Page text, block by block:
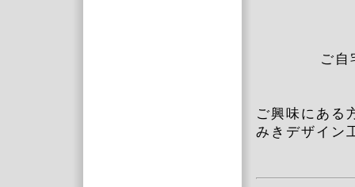
ご
ご興味にある
みきデザイ